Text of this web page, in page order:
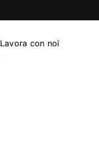
Lavora con noi